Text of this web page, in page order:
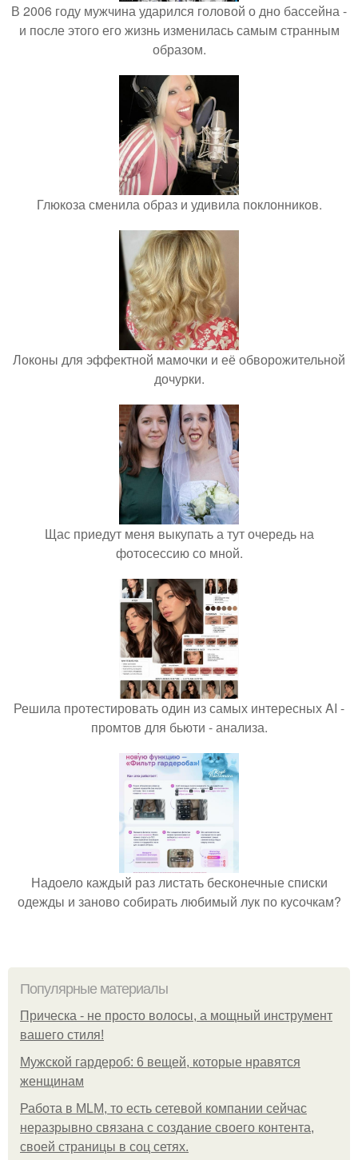
В 2006 году мужчина ударился головой о дно бассейна -
и после этого его жизнь изменилась самым странным
образом.
Глюкоза сменила образ и удивила поклонников.
Локоны для эффектной мамочки и её обворожительной
дочурки.
Щас приедут меня выкупать а тут очередь на
фотосессию со мной.
Решила протестировать один из самых интересных AI -
промтов для бьюти - анализа.
Надоело каждый раз листать бесконечные списки
одежды и заново собирать любимый лук по кусочкам?
Популярные материалы
Прическа - не просто волосы, а мощный инструмент
вашего стиля!
Мужской гардероб: 6 вещей, которые нравятся
женщинам
Работа в MLM, то есть сетевой компании сейчас
неразрывно связана с создание своего контента,
своей страницы в соц сетях.